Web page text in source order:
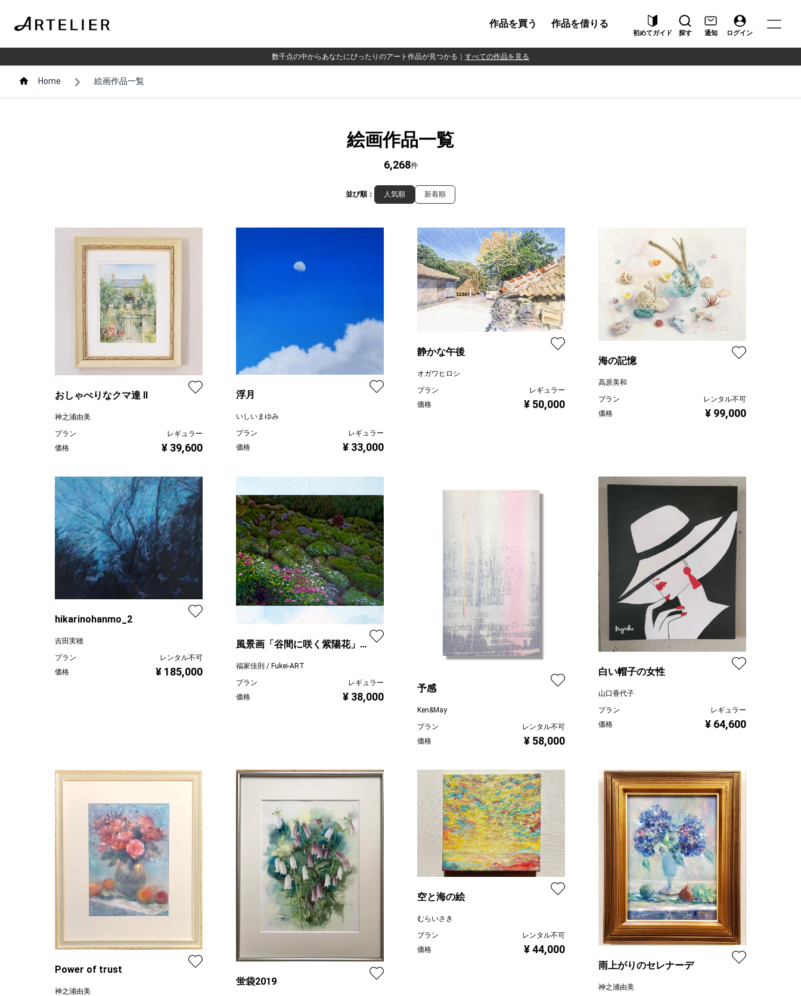
作品を買う 作品を借りる
初めてガイド 探す 通知 ログイン
数千点の中からあなたにぴったりのアート作品が見つかる すべての作品を見る
Home 絵画作品一覧
絵画作品一覧
6,268件
並び順： 人気順 新着順
おしゃべりなクマ達 Ⅱ
神之浦由美
プラン
レギュラー
価格
¥ 39,600
浮月
いしいまゆみ
プラン
レギュラー
価格
¥ 33,000
静かな午後
オガワヒロシ
プラン
レギュラー
価格
¥ 50,000
海の記憶
高原美和
プラン
レンタル不可
価格
¥ 99,000
hikarinohanmo_2
吉田実穂
プラン
レンタル不可
価格
¥ 185,000
風景画「谷間に咲く紫陽花」
福家佳則 / Fukei-ART
プラン
レギュラー
価格
¥ 38,000
予感
Ken&May
プラン
レンタル不可
価格
¥ 58,000
白い帽子の女性
山口香代子
プラン
レギュラー
価格
¥ 64,600
Power of trust
神之浦由美
蛍袋2019
空と海の絵
むらいさき
プラン
レンタル不可
価格
¥ 44,000
雨上がりのセレナーデ
神之浦由美